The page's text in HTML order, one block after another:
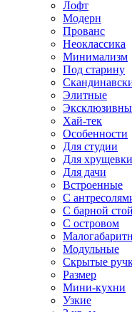
Лофт
Модерн
Прованс
Неоклассика
Минимализм
Под старину
Элитные
Хай-тек
Особенности
Для студии
Для хрущевки
Для дачи
Встроенные
С
С барной
С островом
Модульные
Скрытые
Размер
Мини-кухни
Узкие